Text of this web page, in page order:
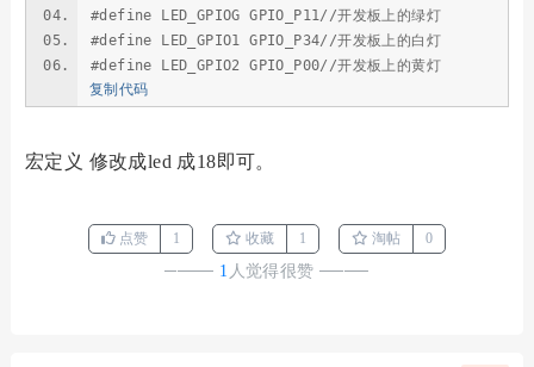
#define LED_GPIOG GPIO_P11//开发板上的绿灯
#define LED_GPIO1 GPIO_P34//开发板上的白灯
#define LED_GPIO2 GPIO_P00//开发板上的黄灯
复制代码
宏定义 修改成led 成18即可。
点赞 1 收藏 1 淘帖 0
──── 1 人觉得很赞 ────